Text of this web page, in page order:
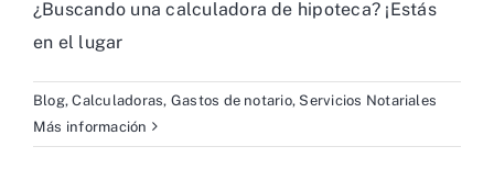
¿Buscando una calculadora de hipoteca? ¡Estás
en el lugar
Blog,Calculadoras, Gastos de notario, Servicios Notariales
Más información